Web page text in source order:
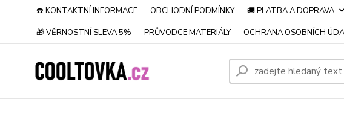
☎️ KONTAKTNÍ INFORMACE OBCHODNÍ PODMÍNKY 🚚 PLATBA A DOPRAVA
🎁 VĚRNOSTNÍ SLEVA 5%
PRŮVODCE MATERIÁLY OCHRANA OSOBNÍCH